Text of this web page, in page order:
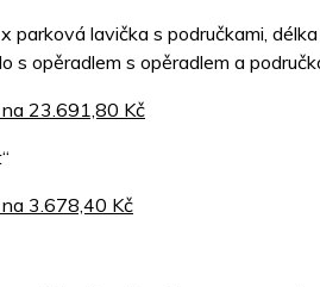
lavička s područkami,
s opěradlem s opěradlem a
23.691,80 Kč
3.678,40 Kč